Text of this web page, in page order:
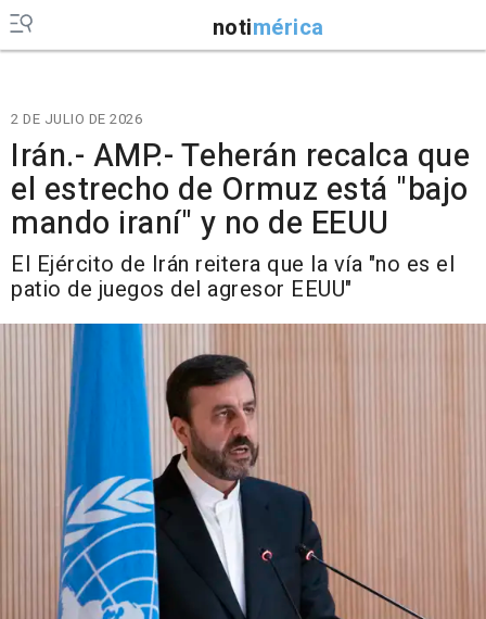
notimérica
2 DE JULIO DE 2026
Irán.- AMP.- Teherán recalca que
el estrecho de Ormuz está "bajo
mando iraní" y no de EEUU
El Ejército de Irán reitera que la vía "no es el
patio de juegos del agresor EEUU"